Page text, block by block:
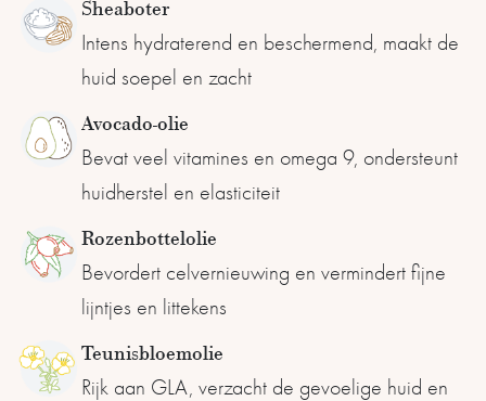
Sheaboter
Intens hydraterend en beschermend, maakt de
huid soepel en zacht
Avocado-olie
Bevat veel vitamines en omega 9, ondersteunt
huidherstel en elasticiteit
Rozenbottelolie
Bevordert celvernieuwing en vermindert fijne
lijntjes en littekens
Teunisbloemolie
Rijk aan GLA, verzacht de gevoelige huid en